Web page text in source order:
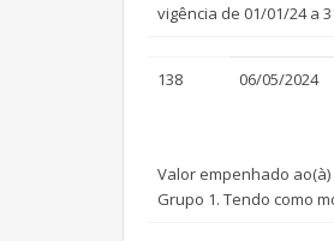
vigência de 01/01/24 a
138 06/05/2024
Valor empenhado
Grupo 1. Tendo como